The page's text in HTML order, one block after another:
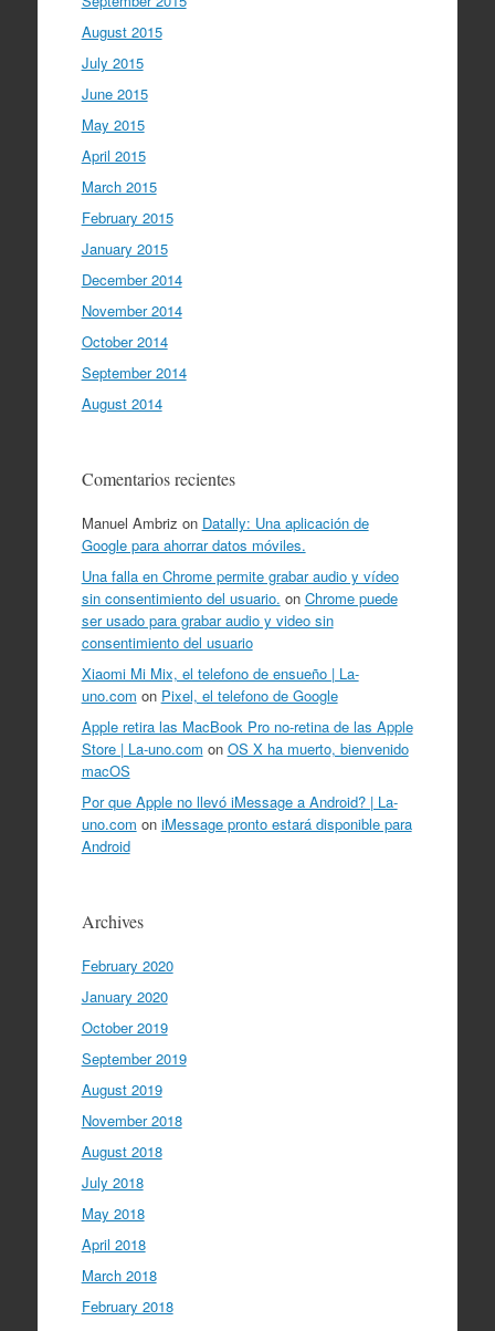
August 2015
July 2015
June 2015
May 2015
April 2015
March 2015
February 2015
January 2015
December 2014
November 2014
October 2014
September 2014
August 2014
Comentarios recientes
Manuel Ambriz on Datally: Una aplicación de
Google para ahorrar datos móviles.
Una falla en Chrome permite grabar audio y vídeo
sin consentimiento del usuario. on Chrome puede
ser usado para grabar audio y video sin
consentimiento del usuario
Xiaomi Mi Mix, el telefono de ensueño | La-
uno.com on Pixel, el telefono de Google
Apple retira las MacBook Pro no-retina de las Apple
Store | La-uno.com on OS X ha muerto, bienvenido
macOS
Por que Apple no llevó iMessage a Android? | La-
uno.com on iMessage pronto estará disponible para
Android
Archives
February 2020
January 2020
October 2019
September 2019
August 2019
November 2018
August 2018
July 2018
May 2018
April 2018
March 2018
February 2018